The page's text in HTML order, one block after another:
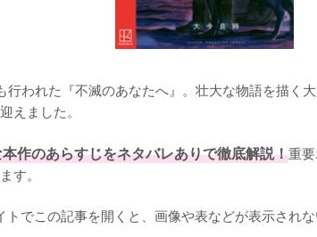
行われた『不滅のあなたへ』。壮大な物語を描く
えました。
作のあらすじをネタバレありで徹底解説！重
す。
でこの記事を開くと、画像や表などが表示されな